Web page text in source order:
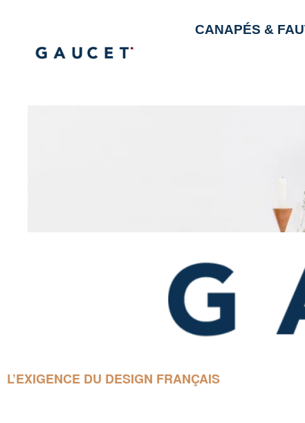
CANAPÉS &
L’EXIGENCE DU DESIGN FRANÇAIS